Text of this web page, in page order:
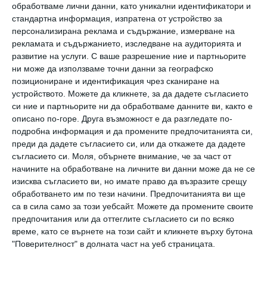
обработваме лични данни, като уникални идентификатори и
стандартна информация, изпратена от устройство за
персонализирана реклама и съдържание, измерване на
рекламата и съдържанието, изследване на аудиторията и
развитие на услуги. С ваше разрешение ние и партньорите
ни може да използваме точни данни за географско
позициониране и идентификация чрез сканиране на
устройството. Можете да кликнете, за да дадете съгласието
си ние и партньорите ни да обработваме данните ви, както е
описано по-горе. Друга възможност е да разгледате по-
подробна информация и да промените предпочитанията си,
преди да дадете съгласието си, или да откажете да дадете
съгласието си.
Моля, обърнете внимание, че за част от
начините на обработване на личните ви данни може да не се
изисква съгласието ви, но имате право да възразите срещу
обработването им по тези начини. Предпочитанията ви ще
са в сила само за този уебсайт. Можете да промените своите
предпочитания или да оттеглите съгласието си по всяко
време, като се върнете на този сайт и кликнете върху бутона
"Поверителност" в долната част на уеб страницата.
Надя Горанова
ражданеинтимност куцародителипропаст
Заедно
Сексуално ни привличат хора, които
приличат на родителите ни и на нас
Секс след раждането – кога да започнете
Здраве
Родените след 1990 г. правят по-рядко секс